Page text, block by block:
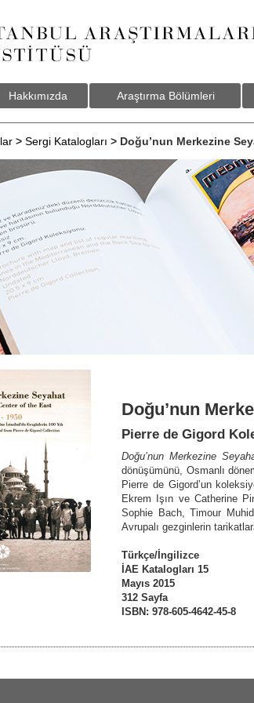
Hakkımızda Araştırma Bölümleri
> Sergi Katalogları > Doğu’nun Merkezine
Doğu’nun
Pierre de Gigord
Doğu’nun Merkezine
dönüşümünü, Osmanlı
Pierre de Gigord’un
Ekrem Işın ve Catherine
Sophie Bach, Timour
Avrupalı gezginlerin
Türkçe/İngilizce
İAE Katalogları 15
Mayıs 2015
312 Sayfa
ISBN: 978-605-4642-45-8